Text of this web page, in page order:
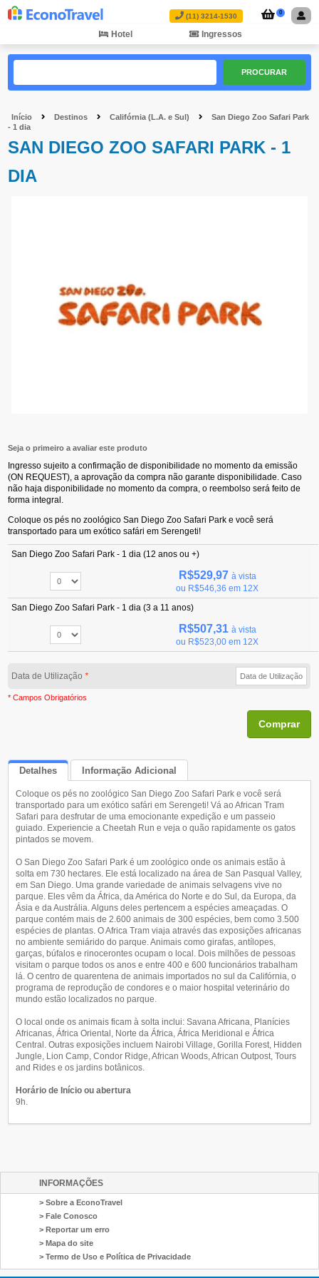
(11) 3214-1530 0
Hotel Ingressos
PROCURAR
Início Destinos Califórnia (L.A. e Sul)
San Diego Zoo Safari Park
- 1 dia
SAN DIEGO ZOO SAFARI PARK - 1
DIA
Seja o primeiro a avaliar este produto
Ingresso sujeito a confirmação de disponibilidade no momento da emissão
(ON REQUEST), a aprovação da compra não garante disponibilidade. Caso
não haja disponibilidade no momento da compra, o reembolso será feito de
forma integral.
Coloque os pés no zoológico San Diego Zoo Safari Park e você será
transportado para um exótico safári em Serengeti!
San Diego Zoo Safari Park - 1 dia (12 anos ou +)
R$529,97 à vista
ou R$546,36 em 12X
San Diego Zoo Safari Park - 1 dia (3 a 11 anos)
R$507,31 à vista
ou R$523,00 em 12X
Data de Utilização*
* Campos Obrigatórios
Comprar
Detalhes Informação Adicional
Queremos Saber Sua Opinião
Coloque os pés no zoológico San Diego Zoo Safari Park e você será
transportado para um exótico safári em Serengeti! Vá ao African Tram
Safari para desfrutar de uma emocionante expedição e um passeio
guiado. Experiencie a Cheetah Run e veja o quão rapidamente os gatos
pintados se movem.
O San Diego Zoo Safari Park é um zoológico onde os animais estão à
solta em 730 hectares. Ele está localizado na área de San Pasqual Valley,
em San Diego. Uma grande variedade de animais selvagens vive no
parque. Eles vêm da África, da América do Norte e do Sul, da Europa, da
Ásia e da Austrália. Alguns deles pertencem a espécies ameaçadas. O
parque contém mais de 2.600 animais de 300 espécies, bem como 3.500
espécies de plantas. O Africa Tram viaja através das exposições africanas
no ambiente semiárido do parque. Animais como girafas, antílopes,
garças, búfalos e rinocerontes ocupam o local. Dois milhões de pessoas
visitam o parque todos os anos e entre 400 e 600 funcionários trabalham
lá. O centro de quarentena de animais importados no sul da Califórnia, o
programa de reprodução de condores e o maior hospital veterinário do
mundo estão localizados no parque.
O local onde os animais ficam à solta inclui: Savana Africana, Planícies
Africanas, África Oriental, Norte da África, África Meridional e África
Central. Outras exposições incluem Nairobi Village, Gorilla Forest, Hidden
Jungle, Lion Camp, Condor Ridge, African Woods, African Outpost, Tours
and Rides e os jardins botânicos.
Horário de Início ou abertura
9h.
INFORMAÇÕES
> Sobre a EconoTravel
> Fale Conosco
> Reportar um erro
> Mapa do site
> Termo de Uso e Política de Privacidade